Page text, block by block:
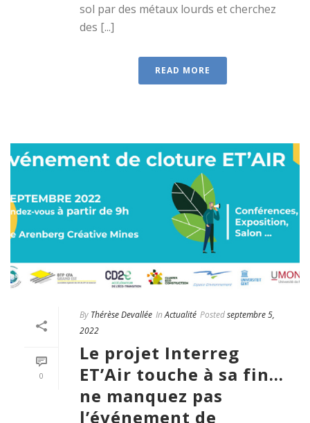
sol par des métaux lourds et cherchez
des [...]
READ MORE
0
By Thérèse Devallée In Actualité Postedseptembre 5,
2022
Le projet Interreg
ET’Air touche à sa fin…
ne manquez pas
l’événement de